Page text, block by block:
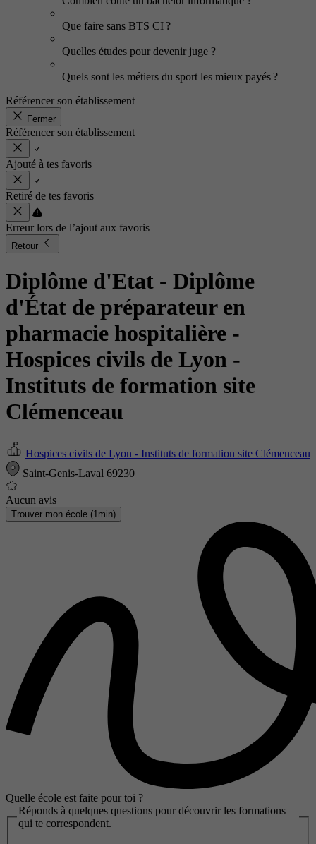
Que faire sans BTS CI ?
Quelles études pour devenir juge ?
Quels sont les métiers du sport les mieux payés ?
Référencer son établissement
Fermer
Référencer son établissement
Ajouté à tes favoris
Retiré de tes favoris
Erreur lors de l’ajout aux favoris
Retour
Diplôme d'Etat - Diplôme
d'État de préparateur en
pharmacie hospitalière -
Hospices civils de Lyon -
Instituts de formation site
Clémenceau
Hospices civils de Lyon - Instituts de formation site Clémenceau
Saint-Genis-Laval 69230
Aucun avis
Trouver mon école (1min)
Quelle école est faite pour toi ?
Réponds à quelques questions pour découvrir les formations
qui te correspondent.